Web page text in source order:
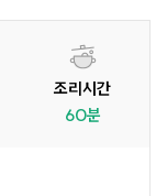
조리시간
60분